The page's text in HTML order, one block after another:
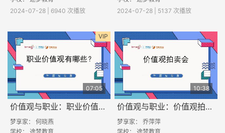
2024-07-28 | 6940 次播放
2024-07-28 | 5137 次播放
VIP
07:05
价值观与职业：职业价值观有哪些？
梦享家： 何晓燕
10:38
价值观与职业：价值观拍卖会
梦享家： 乔萍萍